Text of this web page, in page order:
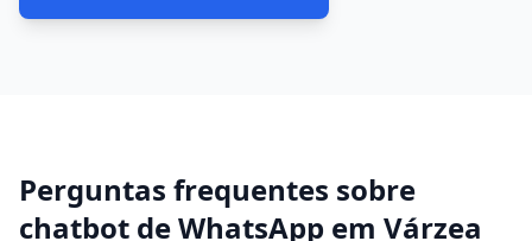
Perguntas frequentes sobre
chatbot de WhatsApp em Várzea